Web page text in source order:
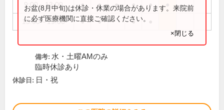
9:00～13:00 ● ● ● ● ●
15:00～19:00 ● ● ●
お盆(8月中旬)は休診・休業の場合があります。来院前
に必ず医療機関に直接ご確認ください。
×閉じる
備考: 水・土曜AMのみ
臨時休診あり
休診日: 日・祝